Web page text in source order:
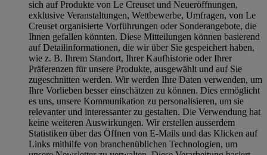
sich auf Produkte von Le Creuset und Neueröffnungen,
exklusive Veranstaltungen, Wettbewerbe, Umfragen, von Le
Creuset organisierte Vorführungen oder Sonderangebote, die
Ihnen gefallen könnten. Diese Mitteilungen können basierend
auf Detailinformationen, die wir über Sie gespeichert haben,
wie z. B. Ihrem Standort, Ihrer Kaufhistorie oder Ihrer
Präferenzen für unsere Produkte, ausgewählt und auf Sie
zugeschnitten werden. Wir werden Ihre Daten verwenden, um
Ihre Vorlieben besser einschätzen zu können. Dies ermöglicht
es uns, unsere Kommunikation zu personalisieren, um sie
relevanter und interessanter zu gestalten. Die Verwendung hat
keine weiteren Auswirkungen. Wir erstellen ausserdem
Statistiken über das Öffnen von E-Mails und das Klicken auf
Links mithilfe von branchenüblichen Technologien, um